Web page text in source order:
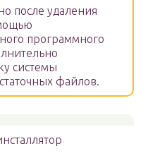
после удаления
программного
системы
файлов.